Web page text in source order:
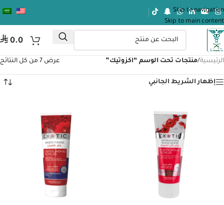
Skip to navigation
Skip to main content
⃁ 0.0
الرئيسية/منتجات تحت الوسم “اكزوتيك” عرض ⁦7⁩ من كل النتائج
إظهار الشريط الجانبي